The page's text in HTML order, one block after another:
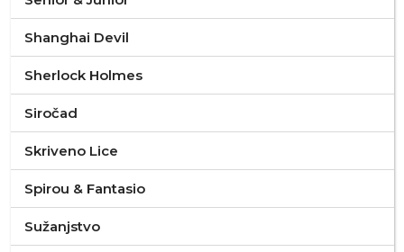
Shanghai Devil
Sherlock Holmes
Siročad
Skriveno Lice
Spirou & Fantasio
Sužanjstvo